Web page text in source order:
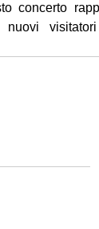
concerto
nuovi